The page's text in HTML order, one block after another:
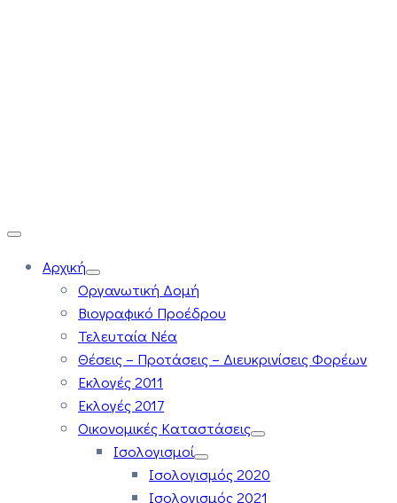
Αρχική
Οργανωτική Δομή
Βιογραφικό Προέδρου
Τελευταία Νέα
Θέσεις – Προτάσεις – Διευκρινίσεις Φορέων
Εκλογές 2011
Εκλογές 2017
Οικονομικές Καταστάσεις
Ισολογισμοί
Ισολογισμός 2020
Ισολογισμός 2021